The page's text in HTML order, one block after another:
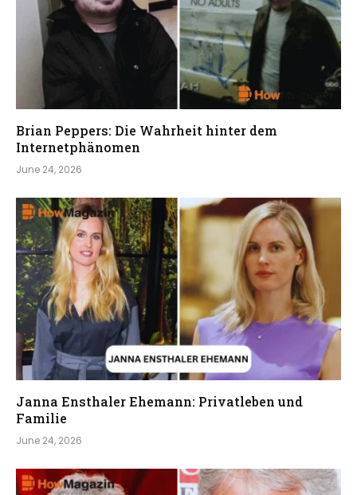
Brian Peppers: Die Wahrheit hinter dem
Internetphänomen
June 24, 2026
Janna Ensthaler Ehemann: Privatleben und
Familie
June 24, 2026